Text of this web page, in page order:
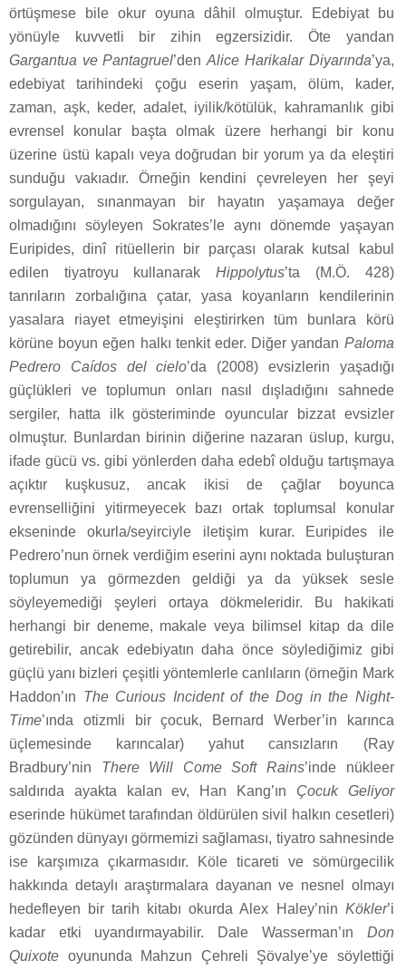
örtüşmese bile okur oyuna dâhil olmuştur. Edebiyat bu
yönüyle kuvvetli bir zihin egzersizidir. Öte yandan
Gargantua ve Pantagruel’denAlice Harikalar Diyarında’ya,
edebiyat tarihindeki çoğu eserin yaşam, ölüm, kader,
zaman, aşk, keder, adalet, iyilik/kötülük, kahramanlık gibi
evrensel konular başta olmak üzere herhangi bir konu
üzerine üstü kapalı veya doğrudan bir yorum ya da eleştiri
sunduğu vakıadır. Örneğin kendini çevreleyen her şeyi
sorgulayan, sınanmayan bir hayatın yaşamaya değer
olmadığını söyleyen Sokrates’le aynı dönemde yaşayan
Euripides, dinî ritüellerin bir parçası olarak kutsal kabul
edilen tiyatroyu kullanarakHippolytus’ta (M.Ö. 428)
tanrıların zorbalığına çatar, yasa koyanların kendilerinin
yasalara riayet etmeyişini eleştirirken tüm bunlara körü
körüne boyun eğen halkı tenkit eder. Diğer yandan Paloma
Pedrero Caídos del cielo’da (2008) evsizlerin yaşadığı
güçlükleri ve toplumun onları nasıl dışladığını sahnede
sergiler, hatta ilk gösteriminde oyuncular bizzat evsizler
olmuştur. Bunlardan birinin diğerine nazaran üslup, kurgu,
ifade gücü vs. gibi yönlerden daha edebî olduğu tartışmaya
açıktır kuşkusuz, ancak ikisi de çağlar boyunca
evrenselliğini yitirmeyecek bazı ortak toplumsal konular
ekseninde okurla/seyirciyle iletişim kurar. Euripides ile
Pedrero’nun örnek verdiğim eserini aynı noktada buluşturan
toplumun ya görmezden geldiği ya da yüksek sesle
söyleyemediği şeyleri ortaya dökmeleridir. Bu hakikati
herhangi bir deneme, makale veya bilimsel kitap da dile
getirebilir, ancak edebiyatın daha önce söylediğimiz gibi
güçlü yanı bizleri çeşitli yöntemlerle canlıların (örneğin Mark
Haddon’ın The Curious Incident of the Dog in the Night-
Time’ında otizmli bir çocuk, Bernard Werber’in karınca
üçlemesinde karıncalar) yahut cansızların (Ray
Bradbury’nin There Will Come Soft Rains’inde nükleer
saldırıda ayakta kalan ev, Han Kang’ın Çocuk Geliyor
eserinde hükümet tarafından öldürülen sivil halkın cesetleri)
gözünden dünyayı görmemizi sağlaması, tiyatro sahnesinde
ise karşımıza çıkarmasıdır. Köle ticareti ve sömürgecilik
hakkında detaylı araştırmalara dayanan ve nesnel olmayı
hedefleyen bir tarih kitabı okurda Alex Haley’nin Kökler’i
kadar etki uyandırmayabilir. Dale Wasserman’ın Don
Quixote oyununda Mahzun Çehreli Şövalye’ye söylettiği